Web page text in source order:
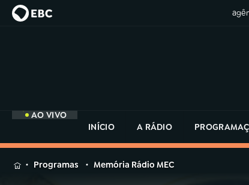
AO VIVO
INÍCIO
A RÁDIO
MENUProgramas Memória Rádio MEC